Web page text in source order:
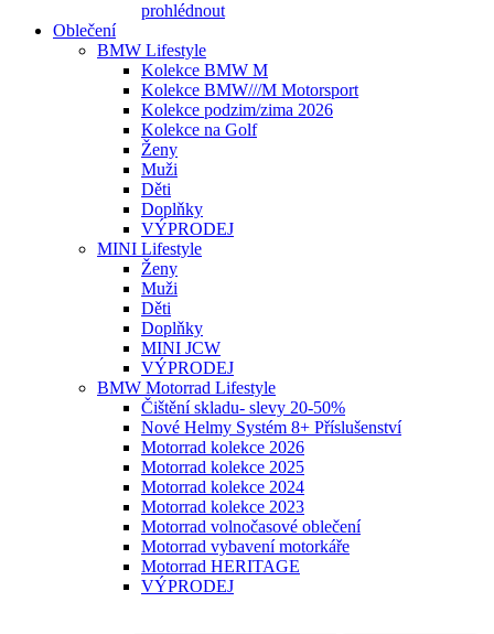
prohlédnout
Oblečení
BMW Lifestyle
Kolekce BMW M
Kolekce BMW///M Motorsport
Kolekce podzim/zima 2026
Kolekce na Golf
Ženy
Muži
Děti
Doplňky
VÝPRODEJ
MINI Lifestyle
Ženy
Muži
Děti
Doplňky
MINI JCW
VÝPRODEJ
BMW Motorrad Lifestyle
Čištění skladu- slevy 20-50%
Nové Helmy Systém 8+ Příslušenství
Motorrad kolekce 2026
Motorrad kolekce 2025
Motorrad kolekce 2024
Motorrad kolekce 2023
Motorrad volnočasové oblečení
Motorrad vybavení motorkáře
Motorrad HERITAGE
VÝPRODEJ